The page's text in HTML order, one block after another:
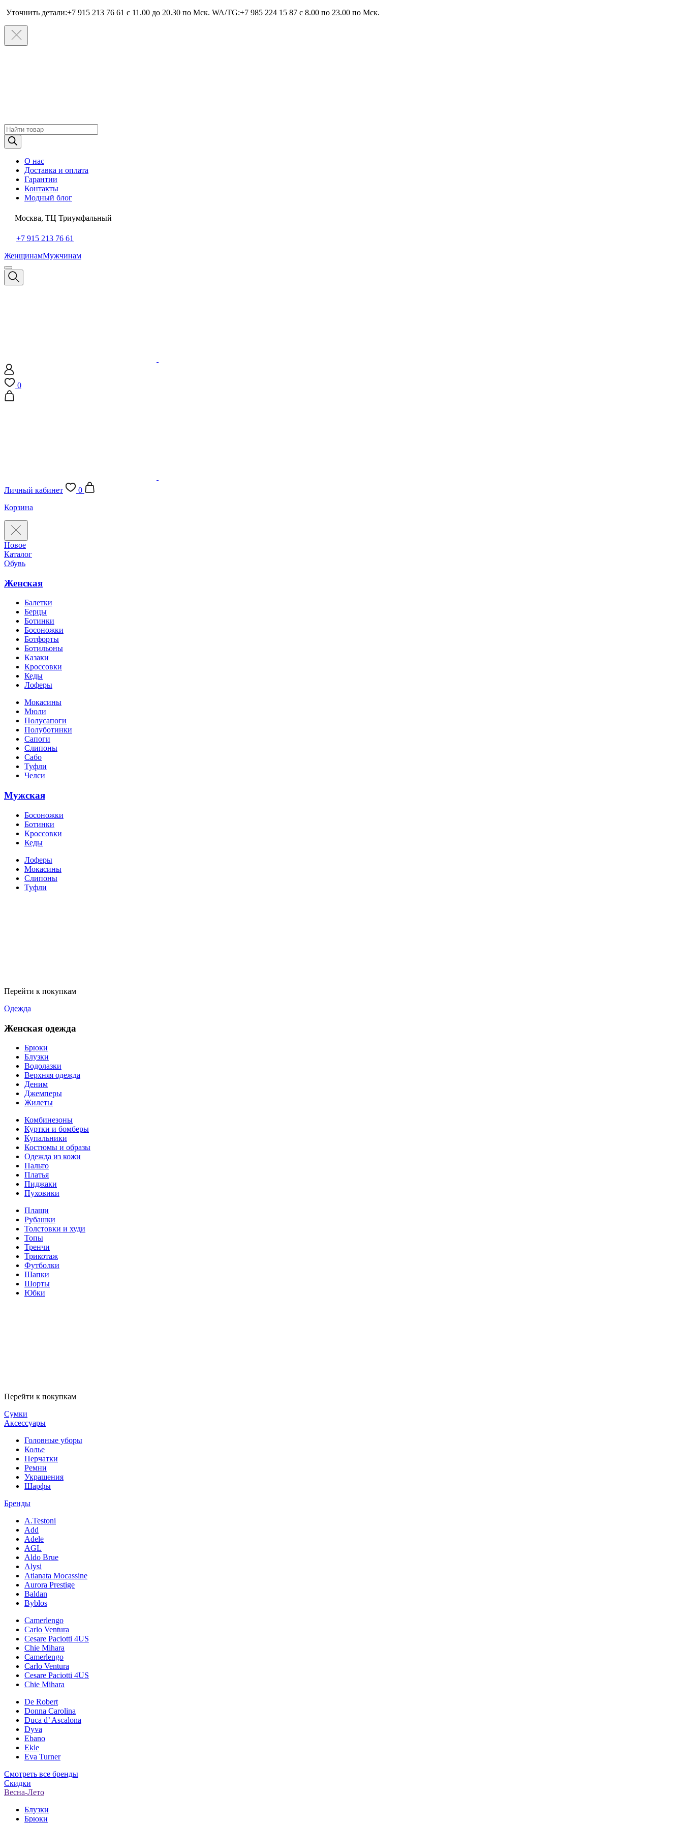
Уточнить детали:+7 915 213 76 61 c 11.00 до 20.30 по Мcк. WA/TG:+7 985 224 15 87 c 8.00 по 23.00 по Мcк.
Поиск
товаров
О нас
Доставка и оплата
Гарантии
Контакты
Модный блог
Москва, ТЦ Триумфальный
+7 915 213 76 61
ЖенщинамМужчинам
0
Личный кабинет
0
Корзина
Новое
Каталог
Обувь
Женская
Балетки
Берцы
Ботинки
Босоножки
Ботфорты
Ботильоны
Казаки
Кроссовки
Кеды
Лоферы
Мокасины
Мюли
Полусапоги
Полуботинки
Сапоги
Слипоны
Сабо
Туфли
Челси
Мужская
Босоножки
Ботинки
Кроссовки
Кеды
Лоферы
Мокасины
Слипоны
Туфли
Перейти к покупкам
Одежда
Женская одежда
Брюки
Блузки
Водолазки
Верхняя одежда
Деним
Джемперы
Жилеты
Комбинезоны
Куртки и бомберы
Купальники
Костюмы и образы
Одежда из кожи
Пальто
Платья
Пиджаки
Пуховики
Плащи
Рубашки
Толстовки и худи
Топы
Тренчи
Трикотаж
Футболки
Шапки
Шорты
Юбки
Перейти к покупкам
Сумки
Аксессуары
Головные уборы
Колье
Перчатки
Ремни
Украшения
Шарфы
Бренды
A.Testoni
Add
Adele
AGL
Aldo Brue
Alysi
Atlanata Mocassine
Aurora Prestige
Baldan
Byblos
Camerlengo
Carlo Ventura
Cesare Paciotti 4US
Chie Mihara
Camerlengo
Carlo Ventura
Cesare Paciotti 4US
Chie Mihara
De Robert
Donna Carolina
Duca d’ Ascalona
Dyva
Ebano
Ekle
Eva Turner
Смотреть все бренды
Скидки
Весна-Лето
Блузки
Брюки